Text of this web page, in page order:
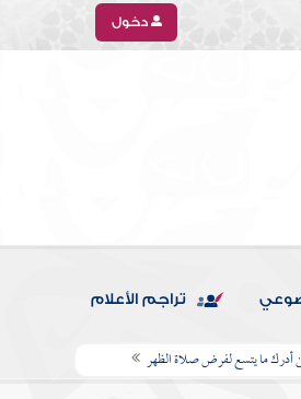
دخول
تراجم الأعلام
أدرك ما يتسع لفرض صلاة الظهر